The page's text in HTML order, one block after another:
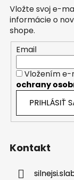
Vložte svoj e-
informácie o
shope.
Email
Vložením e-
ochrany
PRIHLÁSIŤ
Kontakt